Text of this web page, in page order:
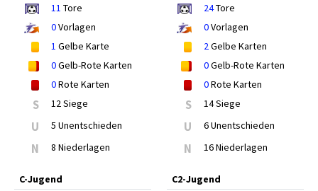
11 Tore
0Vorlagen
1 Gelbe Karte
0Gelb-Rote Karten
0Rote Karten
S 12 Siege
U 5 Unentschieden
N 8 Niederlagen
24Tore
0Vorlagen
2Gelbe Karten
0Gelb-Rote Karten
0Rote Karten
S 14 Siege
U 6 Unentschieden
N 16 Niederlagen
C-Jugend
C2-Jugend